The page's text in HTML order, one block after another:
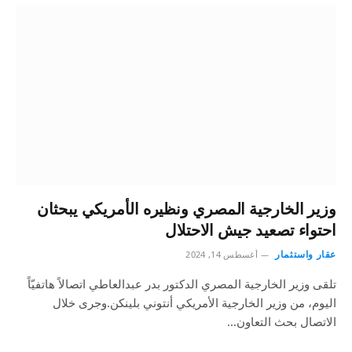
وزير الخارجية المصري ونظيره الأمريكي يبحثان
احتواء تصعيد جيش الاحتلال
عقار واستثمار أغسطس 14, 2024
تلقى وزير الخارجية المصري الدكتور بدر عبدالعاطي اتصالاً هاتفيّاً
اليوم، من وزير الخارجية الأمريكي أنتوني بلينكن.وجرى خلال
الاتصال بحث التعاون…